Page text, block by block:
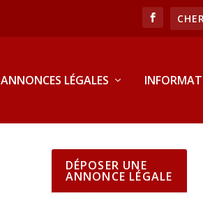
ANNONCES LÉGALES
DÉPOSER UNE
ANNONCE LÉGALE